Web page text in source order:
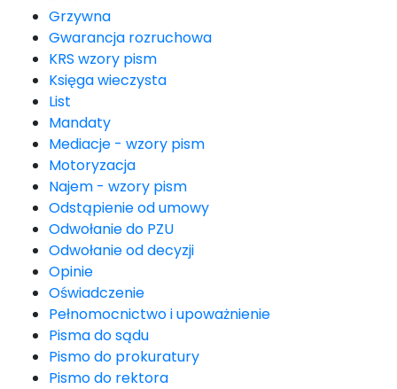
Grzywna
Gwarancja rozruchowa
KRS wzory pism
Księga wieczysta
List
Mandaty
Mediacje - wzory pism
Motoryzacja
Najem - wzory pism
Odstąpienie od umowy
Odwołanie do PZU
Odwołanie od decyzji
Opinie
Oświadczenie
Pełnomocnictwo i upoważnienie
Pisma do sądu
Pismo do prokuratury
Pismo do rektora